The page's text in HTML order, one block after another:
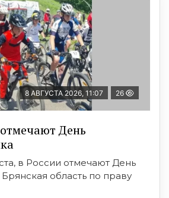
8 АВГУСТА 2026, 11:07 26
День
в России отмечают День
Брянская область по праву